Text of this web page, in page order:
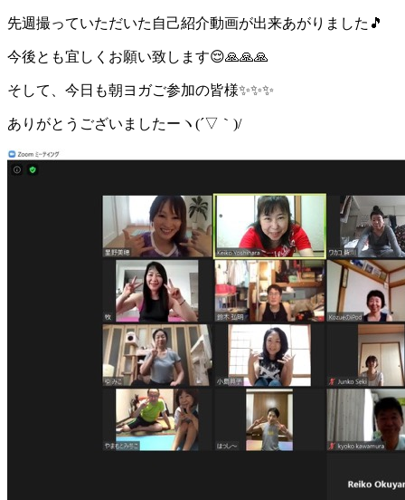
先週撮っていただいた自己紹介動画が出来あがりました🎵
今後とも宜しくお願い致します😌🙏🙏🙏
そして、今日も朝ヨガご参加の皆様✨✨✨
ありがとうございましたーヽ(´▽｀)/